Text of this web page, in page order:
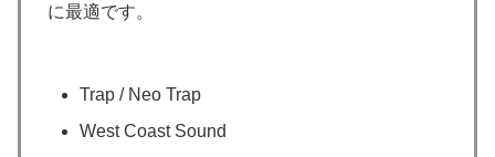
に最適です。
Trap / Neo Trap
West Coast Sound